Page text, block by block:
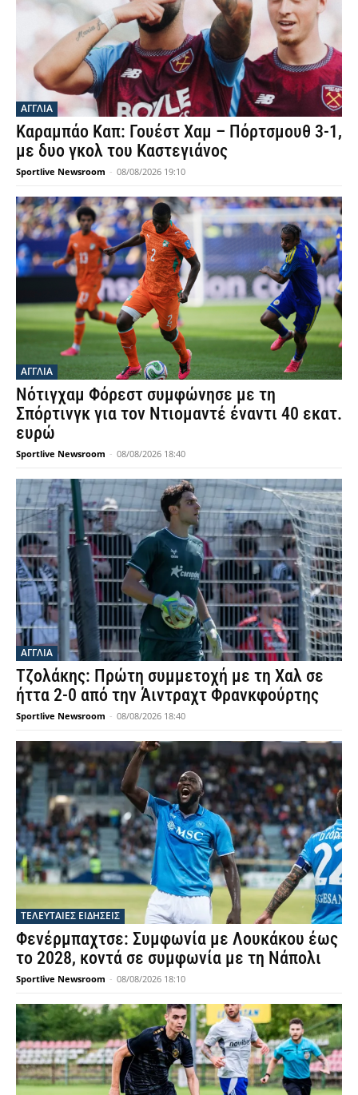
ΑΓΓΛΙΑ
Καραμπάο Καπ: Γουέστ Χαμ – Πόρτσμουθ 3-1,
με δυο γκολ του Καστεγιάνος
Sportlive Newsroom - 08/08/2026 19:10
ΑΓΓΛΙΑ
Νότιγχαμ Φόρεστ συμφώνησε με τη
Σπόρτινγκ για τον Ντιομαντέ έναντι 40 εκατ.
ευρώ
Sportlive Newsroom - 08/08/2026 18:40
ΑΓΓΛΙΑ
Τζολάκης: Πρώτη συμμετοχή με τη Χαλ σε
ήττα 2-0 από την Άιντραχτ Φρανκφούρτης
Sportlive Newsroom - 08/08/2026 18:40
ΤΕΛΕΥΤΑΙΕΣ ΕΙΔΗΣΕΙΣ
Φενέρμπαχτσε: Συμφωνία με Λουκάκου έως
το 2028, κοντά σε συμφωνία με τη Νάπολι
Sportlive Newsroom - 08/08/2026 18:10